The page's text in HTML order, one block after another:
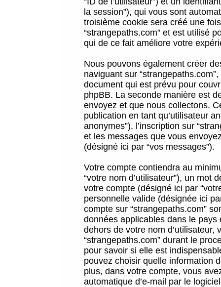
la session”), qui vous sont
troisième cookie sera créé une
“strangepaths.com” et est utilisé
qui de ce fait améliore votre
Nous pouvons également créer
naviguant sur
document qui est prévu pour
phpBB. La seconde manière est
envoyez et que nous collectons.
publication en tant qu’utilisateur
anonymes”), l’inscription sur
et les messages que vous
(désigné ici par “vos messages”).
Votre compte contiendra au
“votre nom d’utilisateur”), un mot
votre compte (désigné ici par
personnelle valide (désignée ici
compte sur “strangepaths.com”
données applicables dans le
dehors de votre nom
“strangepaths.com” durant le
pour savoir si elle est
pouvez choisir quelle information
plus, dans votre compte, vous
automatique d’e-mail par le